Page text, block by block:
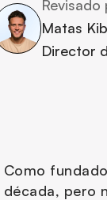
Revisado
Matas
Director
Como
década, pero